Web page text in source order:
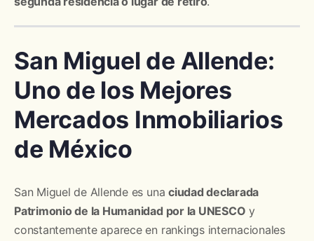
San Miguel de Allende:
Uno de los Mejores
Mercados Inmobiliarios
de México
San Miguel de Allende es unaciudad declarada
Patrimonio de la Humanidad por la UNESCO y
constantemente aparece en rankings internacionales